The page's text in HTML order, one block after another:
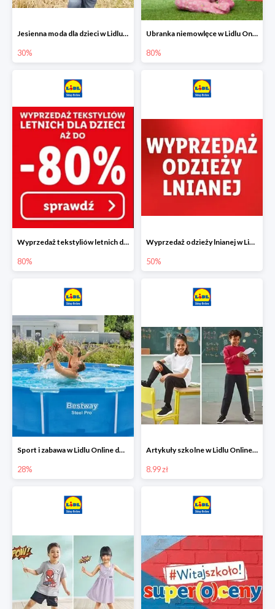
Jesienna moda dla dzieci w Lidlu Online do -30%
30%
Ubranka niemowlęce w Lidlu Online do -80%
80%
Wyprzedaż tekstyliów letnich dla dzieci w Lidlu Online do -80%
80%
Wyprzedaż odzieży lnianej w Lidlu Online do -50%
50%
Sport i zabawa w Lidlu Online do -28%
28%
Artykuły szkolne w Lidlu Online od 8,99 zł
8.99 zł